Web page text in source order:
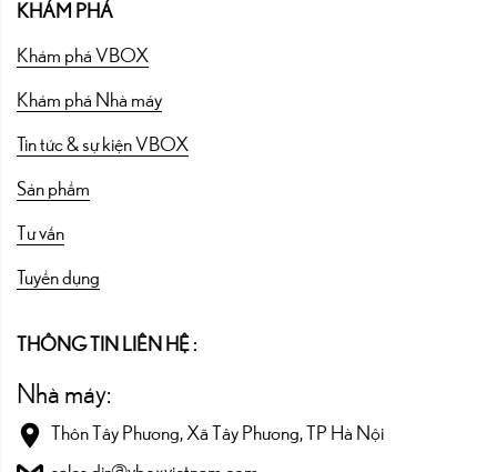
KHÁM PHÁ
Khám phá VBOX
Khám phá Nhà máy
Tin tức & sự kiện VBOX
Sản phẩm
Tư vấn
Tuyển dụng
THÔNG TIN LIÊN HỆ :
Nhà máy:
Thôn Tây Phương, Xã Tây Phương, TP Hà Nội